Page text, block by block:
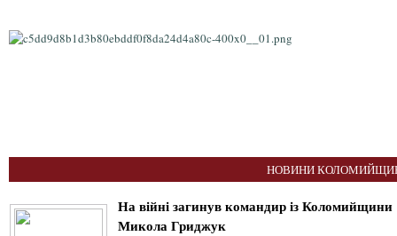
НОВИНИ
На війні загинув командир із Коломийщини
Микола Гриджук